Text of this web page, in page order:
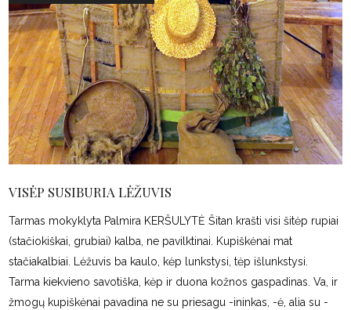
VISĖP SUSIBURIA LĖŽUVIS
Tarmas mokyklyta Palmira KERŠULYTĖ Šitan krašti visi šitėp rupiai
(stačiokiškai, grubiai) kalba, ne pavilktinai. Kupiškėnai mat
stačiakalbiai. Lėžuvis ba kaulo, kėp lunkstysi, tėp išlunkstysi.
Tarma kiekvieno savotiška, kėp ir duona kožnos gaspadinas. Va, ir
žmogų kupiškėnai pavadina ne su priesagu -ininkas, -ė, alia su -